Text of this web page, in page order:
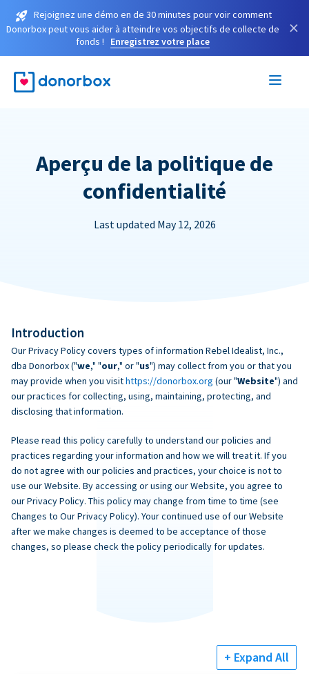
Rejoignez une démo en de 30 minutes pour voir comment
Donorbox peut vous aider à atteindre vos objectifs de collecte de
fonds !
Enregistrez votre place
×
Aperçu de la politique de
confidentialité
Last updated May 12, 2026
Introduction
Our Privacy Policy covers types of information Rebel Idealist, Inc.,
dba Donorbox ("we," "our," or "us") may collect from you or that you
may provide when you visithttps://donorbox.org (our "Website") and
our practices for collecting, using, maintaining, protecting, and
disclosing that information.
Please read this policy carefully to understand our policies and
practices regarding your information and how we will treat it. If you
do not agree with our policies and practices, your choice is not to
use our Website. By accessing or using our Website, you agree to
our Privacy Policy. This policy may change from time to time (see
Changes to Our Privacy Policy). Your continued use of our Website
after we make changes is deemed to be acceptance of those
changes, so please check the policy periodically for updates.
+ Expand All